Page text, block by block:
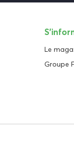
Le
Groupe